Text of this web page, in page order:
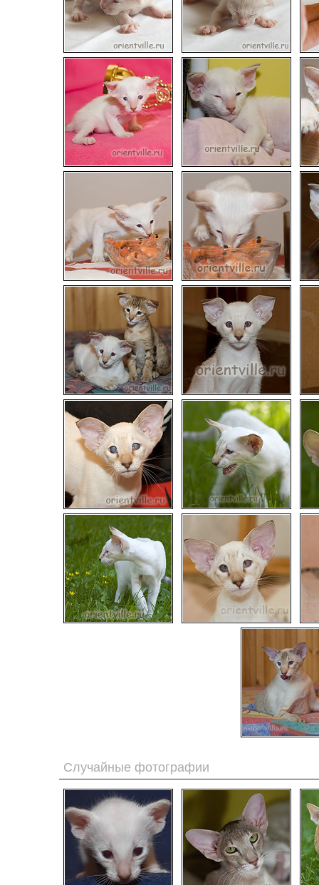
Случайные фотографии